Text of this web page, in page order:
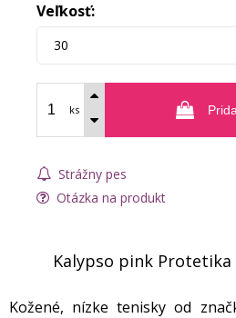
Veľkosť:
30
ks
Strážny pes
Otázka na produkt
Kalypso pink
Kožené, nízke tenisky od